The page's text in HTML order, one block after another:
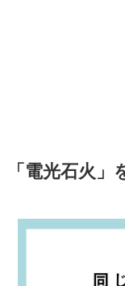
「電光石火」